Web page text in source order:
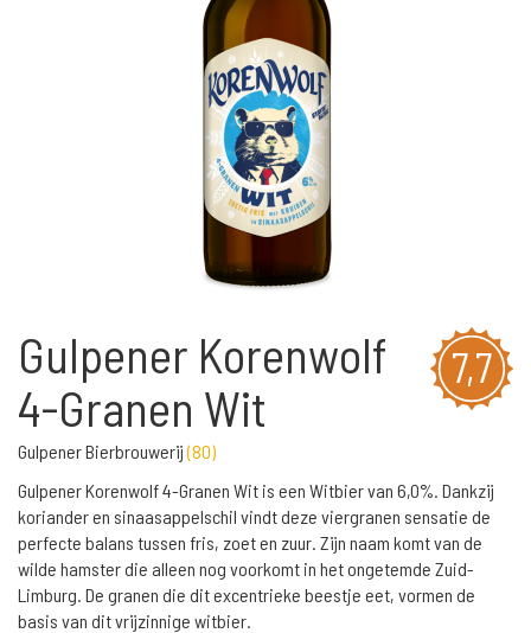
7,7
Gulpener Korenwolf
4-Granen Wit
Gulpener Bierbrouwerij(80)
Gulpener Korenwolf 4-Granen Wit is een Witbier van 6,0%. Dankzij
koriander en sinaasappelschil vindt deze viergranen sensatie de
perfecte balans tussen fris, zoet en zuur. Zijn naam komt van de
wilde hamster die alleen nog voorkomt in het ongetemde Zuid-
Limburg. De granen die dit excentrieke beestje eet, vormen de
basis van dit vrijzinnige witbier.